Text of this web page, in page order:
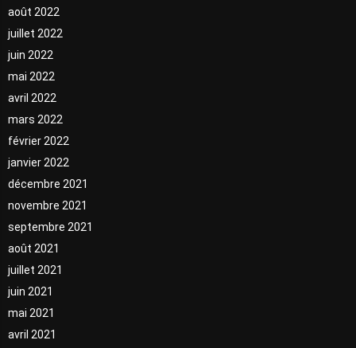
août 2022
juillet 2022
juin 2022
mai 2022
avril 2022
mars 2022
février 2022
janvier 2022
décembre 2021
novembre 2021
septembre 2021
août 2021
juillet 2021
juin 2021
mai 2021
avril 2021